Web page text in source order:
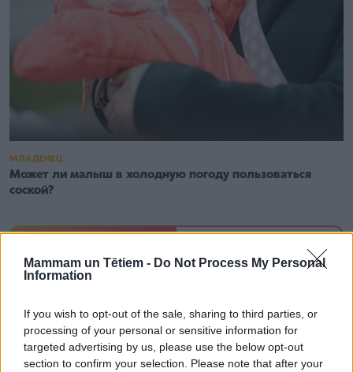
Mammam un Tētiem - Do Not Process My Personal
Information
If you wish to opt-out of the sale, sharing to third parties, or
processing of your personal or sensitive information for
targeted advertising by us, please use the below opt-out
section to confirm your selection. Please note that after your
МЛАДЕНЕЦ
Может ли малыш в холодную погоду пользоваться
соской?
даже тогда, когда их постоянно поливают